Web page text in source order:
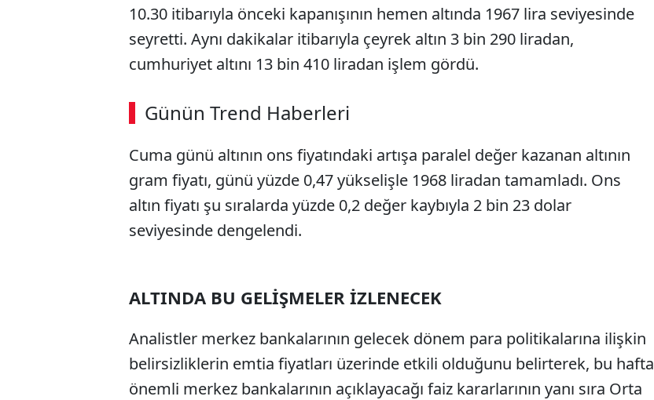
10.30 itibarıyla önceki kapanışının hemen altında 1967 lira seviyesinde
seyretti. Aynı dakikalar itibarıyla çeyrek altın 3 bin 290 liradan,
cumhuriyet altını 13 bin 410 liradan işlem gördü.
Günün Trend Haberleri
Cuma günü altının ons fiyatındaki artışa paralel değer kazanan altının
gram fiyatı, günü yüzde 0,47 yükselişle 1968 liradan tamamladı. Ons
altın fiyatı şu sıralarda yüzde 0,2 değer kaybıyla 2 bin 23 dolar
seviyesinde dengelendi.
ALTINDA BU GELİŞMELER İZLENECEK
Analistler merkez bankalarının gelecek dönem para politikalarına ilişkin
belirsizliklerin emtia fiyatları üzerinde etkili olduğunu belirterek, bu hafta
önemli merkez bankalarının açıklayacağı faiz kararlarının yanı sıra Orta